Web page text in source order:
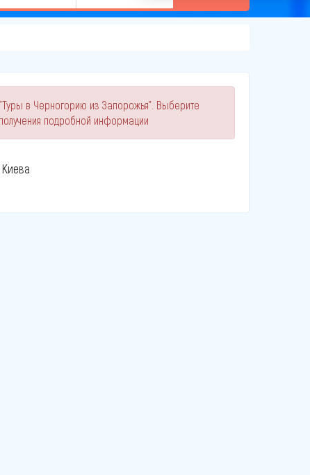
в Черногорию из Запорожья". Выберите
подробной информации